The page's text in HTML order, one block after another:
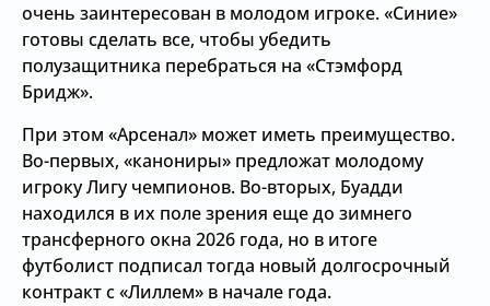
очень заинтересован в молодом игроке. «Синие»
готовы сделать все, чтобы убедить
полузащитника перебраться на «Стэмфорд
Бридж».
При этом «Арсенал» может иметь преимущество.
Во-первых, «канониры» предложат молодому
игроку Лигу чемпионов. Во-вторых, Буадди
находился в их поле зрения еще до зимнего
трансферного окна 2026 года, но в итоге
футболист подписал тогда новый долгосрочный
контракт с «Лиллем» в начале года.